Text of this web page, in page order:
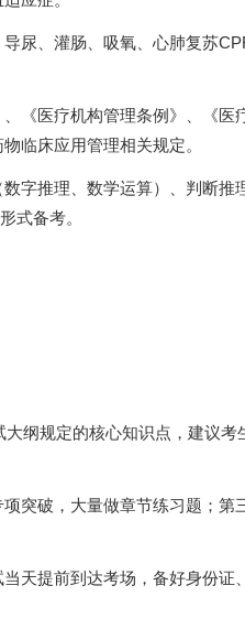
尿、灌肠、吸氧、心肺复苏
《医疗机构管理条例》、《医
临床应用管理相关规定。
字推理、数学运算）、判断推
式备考。
纲规定的核心知识点，建议考
突破，大量做章节练习题；第
天提前到达考场，备好身份证